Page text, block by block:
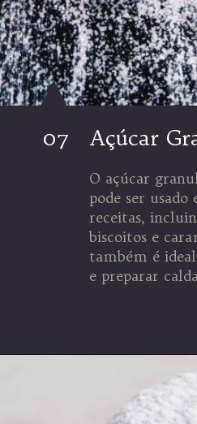
Açúcar
07
O açúcar
pode ser usado
receitas,
biscoitos e
também é
e preparar